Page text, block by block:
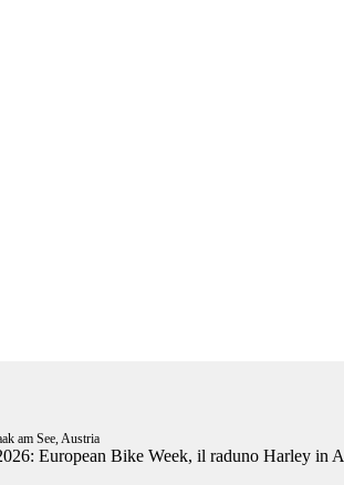
am See, Austria
European Bike Week, il raduno Harley in